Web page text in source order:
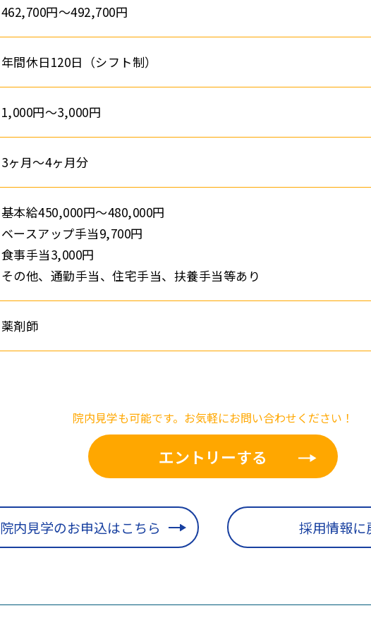
462,700円～492,700円
年間休日120日（シフト制）
1,000円～3,000円
3ヶ月～4ヶ月分
基本給450,000円～480,000円
ベースアップ手当9,700円
食事手当3,000円
その他、通勤手当、住宅手当、扶養手当等あり
薬剤師
院内見学も可能です。お気軽にお問い合わせください！
エントリーする
院内見学のお申込はこちら 採用情報に